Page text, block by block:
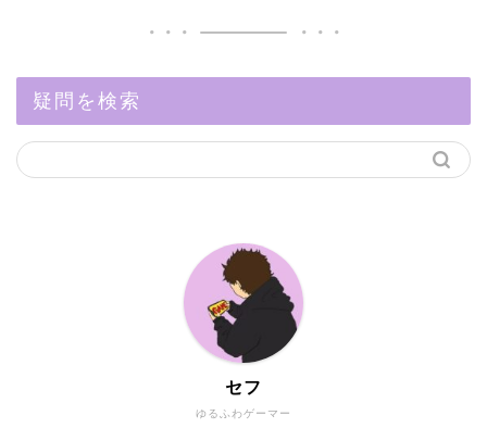
疑問を検索
ゆるふわゲーマー
セフ